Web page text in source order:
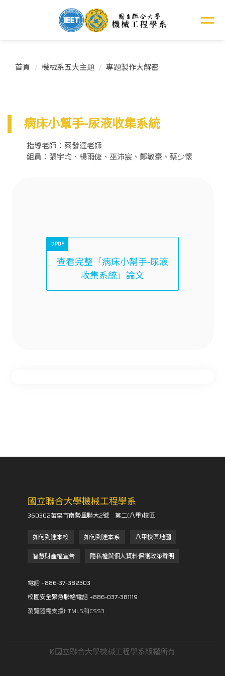
首頁 機械系五大主題 專題製作大解密
病床小幫手-尿液收集系統
指導老師：蔡發達老師
組員：張宇均、楊雨倢、巫沛宸、鄭敏豪、蔡少懷
查看完整「病床小幫手-尿液
收集系統」論文
國立聯合大學機械工程學系
360302苗栗市南勢里聯大2號 第二(八甲)校區
如何到達本校 如何到達本系
八甲校區地圖
智慧財產權宣告
隱私權與個人資料保護政策聲明
電話 +886-37-382303
校園安全緊急聯絡電話 +886-037-381119
瀏覽器需支援HTML5和CSS3
©國立聯合大學機械工程學系版權所有